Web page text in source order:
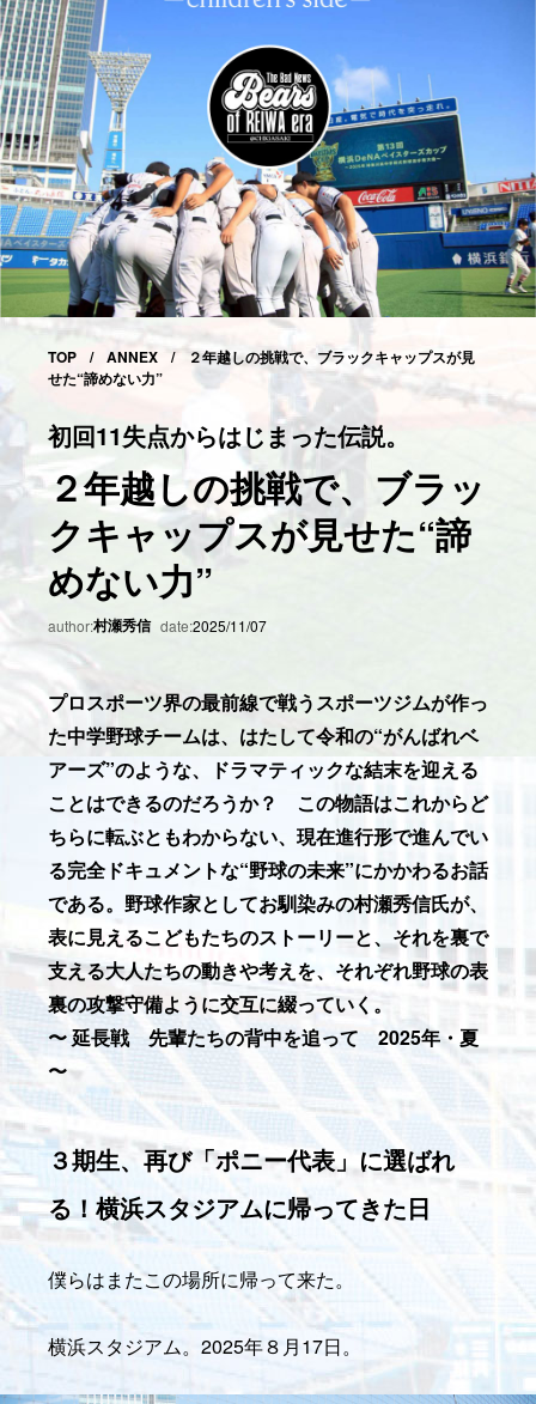
TOP ANNEX
２年越しの挑戦で、ブラックキャップスが見
せた“諦めない力”
初回11失点からはじまった伝説。
２年越しの挑戦で、ブラッ
クキャップスが見せた“諦
めない力”
author:村瀬秀信 date:2025/11/07
プロスポーツ界の最前線で戦うスポーツジムが作っ
た中学野球チームは、はたして令和の“がんばれベ
アーズ”のような、ドラマティックな結末を迎える
ことはできるのだろうか？ この物語はこれからど
ちらに転ぶともわからない、現在進行形で進んでい
る完全ドキュメントな“野球の未来”にかかわるお話
である。野球作家としてお馴染みの村瀬秀信氏が、
表に見えるこどもたちのストーリーと、それを裏で
支える大人たちの動きや考えを、それぞれ野球の表
裏の攻撃守備ように交互に綴っていく。
〜 延長戦 先輩たちの背中を追って 2025年・夏
〜
３期生、再び「ポニー代表」に選ばれ
る！横浜スタジアムに帰ってきた日
僕らはまたこの場所に帰って来た。
横浜スタジアム。2025年８月17日。